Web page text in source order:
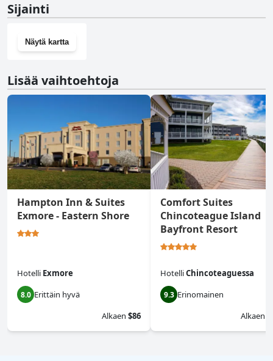
Sijainti
Näytä kartta
Lisää vaihtoehtoja
Hampton Inn & Suites
Exmore - Eastern Shore
Hotelli Exmore
8.0 Erittäin hyvä
Alkaen $86
Comfort Suites
Chincoteague Island
Bayfront Resort
HotelliChincoteaguessa
9.3 Erinomainen
Alkaen